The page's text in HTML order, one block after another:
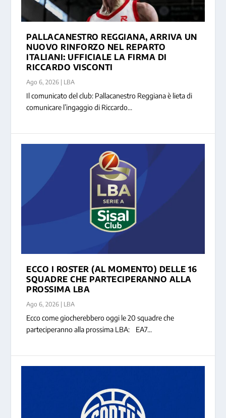
PALLACANESTRO REGGIANA, ARRIVA UN
NUOVO RINFORZO NEL REPARTO
ITALIANI: UFFICIALE LA FIRMA DI
RICCARDO VISCONTI
Ago 6, 2026 | LBA
Il comunicato del club: Pallacanestro Reggiana è lieta di
comunicare l’ingaggio di Riccardo...
ECCO I ROSTER (AL MOMENTO) DELLE 16
SQUADRE CHE PARTECIPERANNO ALLA
PROSSIMA LBA
Ago 6, 2026 | LBA
Ecco come giocherebbero oggi le 20 squadre che
parteciperanno alla prossima LBA: EA7...